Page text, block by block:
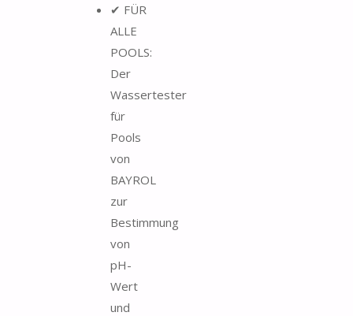
✔ FÜR
ALLE
POOLS:
Der
Wassertester
für
Pools
von
BAYROL
zur
Bestimmung
von
pH-
Wert
und